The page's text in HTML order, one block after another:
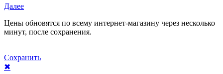
Далее
Цены обновятся по всему интернет-магазину через несколько
минут, после сохранения.
Сохранить
✖